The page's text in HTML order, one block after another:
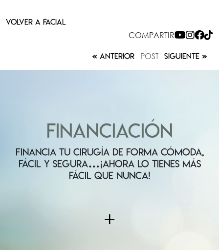
VOLVER A FACIAL
COMPARTIR
ANTERIOR POST SIGUIENTE
FINANCIACIÓN
FINANCIA TU CIRUGÍA DE FORMA CÓMODA,
FÁCIL Y SEGURA…¡AHORA LO TIENES MÁS
FÁCIL QUE NUNCA!
+